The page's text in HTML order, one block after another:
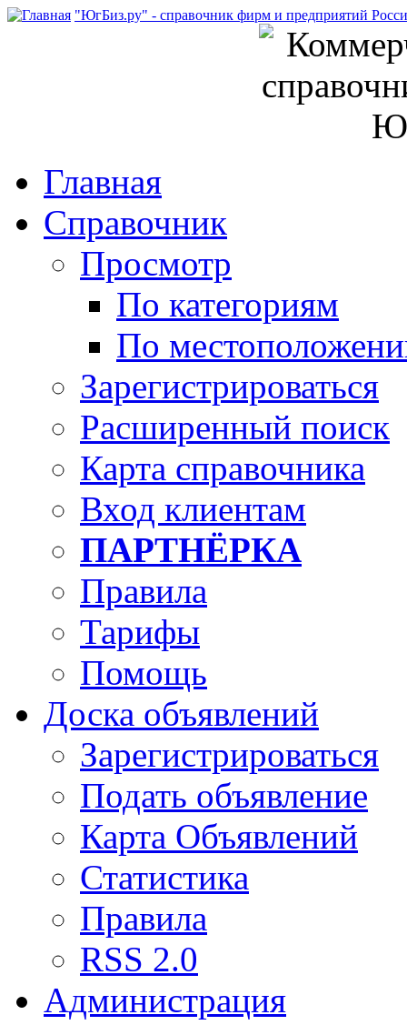
"ЮгБиз.ру" - справочник фирм и предприятий
Главная
Справочник
Просмотр
По категориям
По
Зарегистрироваться
Расширенный поиск
Карта справочника
Вход клиентам
ПАРТНЁРКА
Правила
Тарифы
Помощь
Доска объявлений
Зарегистрироваться
Подать объявление
Карта Объявлений
Статистика
Правила
RSS 2.0
Администрация